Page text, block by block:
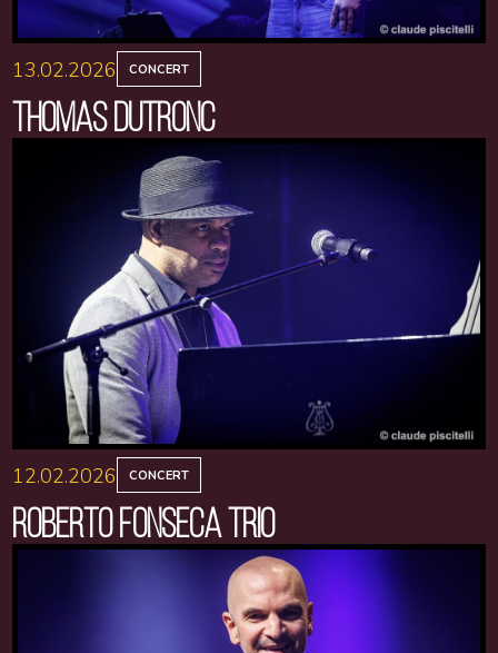
13.02.2026 CONCERT
THOMAS DUTRONC
12.02.2026 CONCERT
ROBERTO FONSECA TRIO